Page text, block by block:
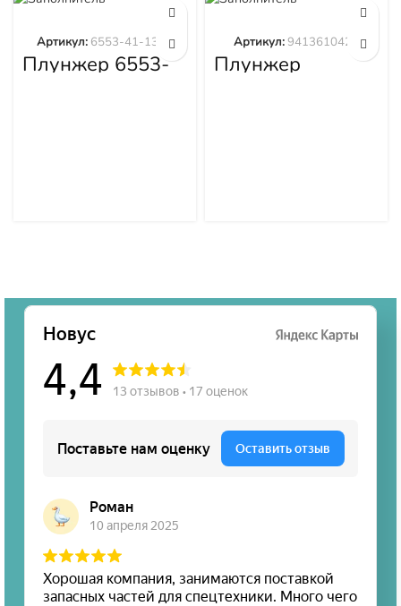
Плунжер 6553-
41-1300
Артикул: 6553-41-1300
Плунжер
9413610423
Артикул:9413610423